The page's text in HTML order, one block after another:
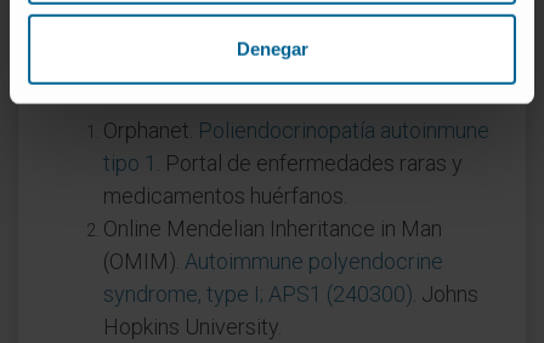
Denegar
escapan.
Referencias
Orphanet. Poliendocrinopatía autoinmune
tipo 1
. Portal de enfermedades raras y
medicamentos huérfanos.
Online Mendelian Inheritance in Man
(OMIM). Autoimmune polyendocrine
syndrome, type I; APS1 (240300) . Johns
Hopkins University.